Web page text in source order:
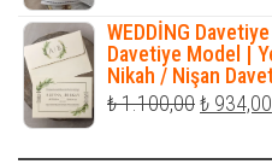
fiyat:
₺
WEDDİNG
Davetiye Model |
Nikah / Nişan
₺1.100,00Orijinal
₺ 934,00